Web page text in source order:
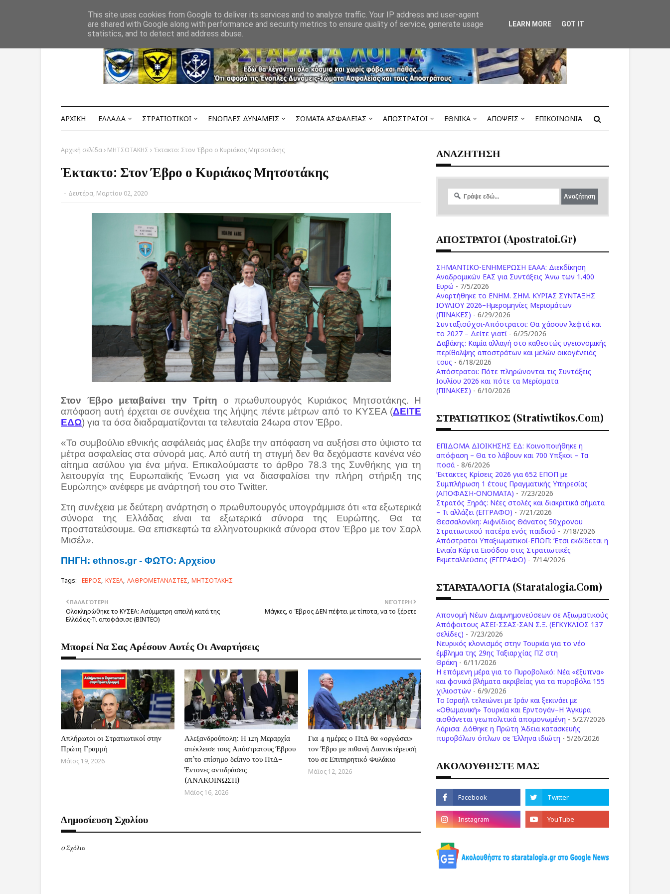
ΑΡΧΙΚΗ ΕΛΛΑΔΑ ΣΤΡΑΤΙΩΤΙΚΟΙ ΕΝΟΠΛΕΣ ΔΥΝΑΜΕΙΣ ΣΩΜΑΤΑ ΑΣΦΑΛΕΙΑΣ ΑΠΟΣΤΡΑΤΟΙ ΕΘΝΙΚΑ ΑΠΟΨΕΙΣ ΕΠΙΚΟΙΝΩΝΙΑ
Αρχική σελίδα ΜΗΤΣΟΤΑΚΗΣ Έκτακτο: Στον Έβρο ο Κυριάκος Μητσοτάκης
Έκτακτο: Στον Έβρο ο Κυριάκος Μητσοτάκης
- Δευτέρα, Μαρτίου 02, 2020
Στον Έβρο μεταβαίνει την Τρίτη ο πρωθυπουργός Κυριάκος Μητσοτάκης. Η
απόφαση αυτή έρχεται σε συνέχεια της λήψης πέντε μέτρων από το ΚΥΣΕΑ (ΔΕΙΤΕ
ΕΔΩ) για τα όσα διαδραματίζονται τα τελευταία 24ωρα στον Έβρο.
«Το συμβούλιο εθνικής ασφάλειάς μας έλαβε την απόφαση να αυξήσει στο ύψιστο τα
μέτρα ασφαλείας στα σύνορά μας. Από αυτή τη στιγμή δεν θα δεχόμαστε κανένα νέο
αίτημα ασύλου για ένα μήνα. Επικαλούμαστε το άρθρο 78.3 της Συνθήκης για τη
λειτουργία της Ευρωπαϊκής Ένωση για να διασφαλίσει την πλήρη στήριξη της
Ευρώπης» ανέφερε με ανάρτησή του στο Twitter.
Στη συνέχεια με δεύτερη ανάρτηση ο πρωθυπουργός υπογράμμισε ότι «τα εξωτερικά
σύνορα της Ελλάδας είναι τα εξωτερικά σύνορα της Ευρώπης. Θα τα
προστατεύσουμε. Θα επισκεφτώ τα ελληνοτουρκικά σύνορα στον Έβρο με τον Σαρλ
Μισέλ».
ΠΗΓΗ: ethnos.gr - ΦΩΤΟ: Αρχείου
Tags: ΕΒΡΟΣ ΚΥΣΕΑ ΛΑΘΡΟΜΕΤΑΝΑΣΤΕΣ ΜΗΤΣΟΤΑΚΗΣ
ΝΕΌΤΕΡΗ
Μάγκες, ο Έβρος ΔΕΝ πέφτει με τίποτα, να το ξέρετε
ΠΑΛΑΙΌΤΕΡΗ
Ολοκληρώθηκε το ΚΥΣΕΑ: Ασύμμετρη απειλή κατά της
Ελλάδας-Τι αποφάσισε (ΒΙΝΤΕΟ)
Μπορεί Να Σας Αρέσουν Αυτές Οι Αναρτήσεις
Απλήρωτοι οι Στρατιωτικοί στην
Πρώτη Γραμμή
Μάϊος 19, 2026
Αλεξανδρούπολη: Η 12η Μεραρχία
απέκλεισε τους Απόστρατους Έβρου
απ’το επίσημο δείπνο του ΠτΔ–
Έντονες αντιδράσεις
(ΑΝΑΚΟΙΝΩΣΗ)
Μάϊος 16, 2026
Για 4 ημέρες ο ΠτΔ θα «οργώσει»
τον Έβρο με πιθανή Διανυκτέρευσή
του σε Επιτηρητικό Φυλάκιο
Μάϊος 12, 2026
Δημοσίευση Σχολίου
0 Σχόλια
ΑΝΑΖΗΤΗΣΗ
ΑΠΟΣΤΡΑΤΟΙ (apostratoi.gr)
ΣΗΜΑΝΤΙΚΟ-ΕΝΗΜΕΡΩΣΗ ΕΑΑΑ: Διεκδίκηση
Αναδρομικών ΕΑΣ για Συντάξεις Άνω των 1.400
Ευρώ - 7/5/2026
Aναρτήθηκε το ENHM. ΣΗΜ. ΚΥΡΙΑΣ ΣΥΝΤΑΞΗΣ
ΙΟΥΛΙΟΥ 2026–Ημερομηνίες Μερισμάτων
(ΠΙΝΑΚΕΣ) - 6/29/2026
Συνταξιούχοι-Απόστρατοι: Θα χάσουν λεφτά και
το 2027 – Δείτε γιατί - 6/25/2026
Δαβάκης: Καμία αλλαγή στο καθεστώς υγειονομικής
περίθαλψης αποστράτων και μελών οικογένειάς
τους - 6/18/2026
Aπόστρατοι: Πότε πληρώνονται τις Συντάξεις
Ιουλίου 2026 και πότε τα Μερίσματα
(ΠΙΝΑΚΕΣ) - 6/10/2026
ΣΤΡΑΤΙΩΤΙΚΟΣ (stratiwtikos.com)
ΕΠΙΔΟΜΑ ΔΙΟΙΚΗΣΗΣ ΕΔ: Κοινοποιήθηκε η
απόφαση – Θα το λάβουν και 700 Υπξκοι – Τα
ποσά - 8/6/2026
Έκτακτες Κρίσεις 2026 για 652 ΕΠΟΠ με
Συμπλήρωση 1 έτους Πραγματικής Υπηρεσίας
(ΑΠΟΦΑΣΗ-ONOMATA) - 7/23/2026
Στρατός Ξηράς: Νέες στολές και διακριτικά σήματα
– Τι αλλάζει (ΕΓΓΡΑΦΟ) - 7/21/2026
Θεσσαλονίκη: Αιφνίδιος Θάνατος 50χρονου
Στρατιωτικού πατέρα ενός παιδιού - 7/18/2026
Απόστρατοι Υπαξιωματικοί-ΕΠΟΠ: Έτσι εκδίδεται η
Ενιαία Κάρτα Εισόδου στις Στρατιωτικές
Εκμεταλλεύσεις (ΕΓΓΡΑΦΟ) - 7/14/2026
ΣΤΑΡΑΤΑΛΟΓΙΑ (staratalogia.com)
Απονομή Νέων Διαμνημονεύσεων σε Αξιωματικούς
Απόφοιτους ΑΣΕΙ-ΣΣΑΣ-ΣΑΝ Σ.Ξ. (ΕΓΚΥΚΛΙΟΣ 137
σελίδες) - 7/23/2026
Νευρικός κλονισμός στην Τουρκία για το νέο
έμβλημα της 29ης Ταξιαρχίας ΠΖ στη
Θράκη - 6/11/2026
Η επόμενη μέρα για το Πυροβολικό: Νέα «έξυπνα»
και φονικά βλήματα ακριβείας για τα πυροβόλα 155
χιλιοστών - 6/9/2026
Το Ισραήλ τελειώνει με Ιράν και ξεκινάει με
«Οθωμανική» Τουρκία και Ερντογάν–Η Άγκυρα
αισθάνεται γεωπολιτικά απομονωμένη - 5/27/2026
Λάρισα: Δόθηκε η Πρώτη Άδεια κατασκευής
πυροβόλων όπλων σε Έλληνα ιδιώτη - 5/26/2026
ΑΚΟΛΟΥΘΗΣΤΕ ΜΑΣ
This site uses cookies from Google to deliver its services and to analyze traffic. Your IP address and user-agent
are shared with Google along with performance and security metrics to ensure quality of service, generate usage
statistics, and to detect and address abuse.
LEARN MORE GOT IT